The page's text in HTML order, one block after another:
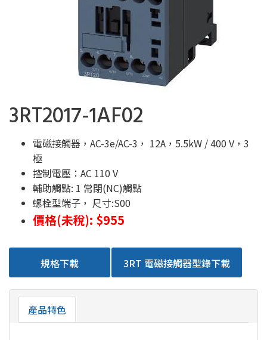
3RT2017-1AF02
電磁接觸器，AC-3e/AC-3， 12A，5.5kW / 400 V，3
極
控制電壓：AC 110 V
輔助觸點: 1 常閉(NC)觸點
螺栓型端子， 尺寸:S00
價格(未稅): $955
規格下載 3RT 電磁接觸器型錄下載
產品特色